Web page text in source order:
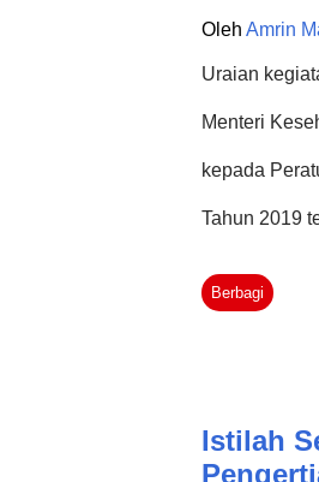
Oleh Amrin
Uraian
Menteri
kepada
Tahun 2019
transkultural
Berbagi
Istilah